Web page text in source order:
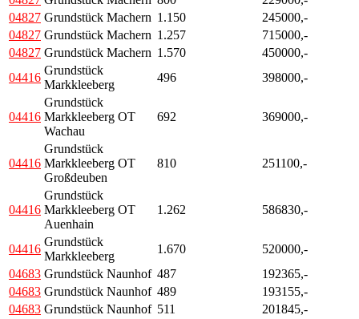
04827 Grundstück Machern 1.150
245000,-
04827 Grundstück Machern 1.257
715000,-
04827 Grundstück Machern 1.570
450000,-
04416
Grundstück
Markkleeberg
496 398000,-
04416
Grundstück
Markkleeberg OT
Wachau
692 369000,-
04416
Grundstück
Markkleeberg OT
Großdeuben
810 251100,-
04416
Grundstück
Markkleeberg OT
Auenhain
1.262 586830,-
04416
Grundstück
Markkleeberg
1.670
520000,-
04683 Grundstück Naunhof 487
192365,-
04683 Grundstück Naunhof 489
193155,-
04683 Grundstück Naunhof 511
201845,-